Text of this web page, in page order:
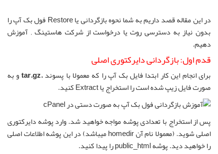
در این مقاله قصد داریم به شما نحوه بازگردانی یا Restore فول بک آپ را
بدون نیاز به دسترسی روت یا درخواست از شرکت هاستینگ ‚ آموزش
دهیم.
قدم اول: بازگردانی دایرکتوری اصلی
برای انجام این کار ابتدا فایل بک آپ را که معمولا با پسوند.tar.gz
و به
صورت فایل زیپ شده است را استخراج یا Extract کنید.
پس از استخراج با تعدادی پوشه مواجه خواهید شد. وارد پوشه دایرکتوری
اصلی شوید. (معمولا نام آن homedir میباشد) در این پوشه اطلاعات اصلی
را خواهید دید. پوشه public_html را پیدا کنید.